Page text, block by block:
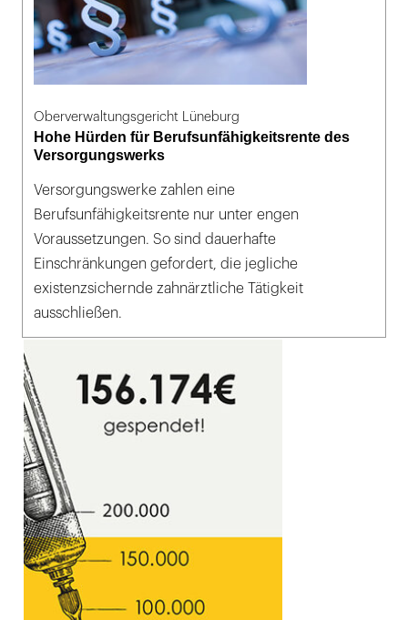
Oberverwaltungsgericht Lüneburg
Hohe Hürden für Berufsunfähigkeitsrente des
Versorgungswerks
Versorgungswerke zahlen eine
Berufsunfähigkeitsrente nur unter engen
Voraussetzungen. So sind dauerhafte
Einschränkungen gefordert, die jegliche
existenzsichernde zahnärztliche Tätigkeit
ausschließen.